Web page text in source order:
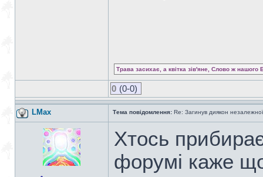
Трава засихає, а квітка зів'яне, Слово ж нашого
0 (0-0)
LMax Тема повідомлення: Re: Загинув диякон
Хтось
форумі каже